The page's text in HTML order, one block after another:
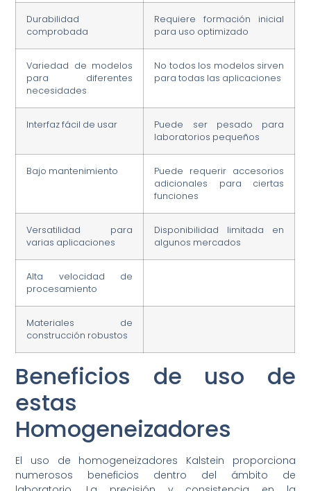
Durabilidad
comprobada
Requiere formación inicial
para uso optimizado
Variedad de modelos
para diferentes
necesidades
No todos los modelos sirven
para todas las aplicaciones
Interfaz fácil de usar
Puede ser pesado para
laboratorios pequeños
Bajo mantenimiento
Puede requerir accesorios
adicionales para ciertas
funciones
Versatilidad para
varias aplicaciones
Disponibilidad limitada en
algunos mercados
Alta velocidad de
procesamiento
Materiales de
construcción robustos
Beneficios de uso de
estas
Homogeneizadores
El uso de homogeneizadores Kalstein proporciona
numerosos beneficios dentro del ámbito de